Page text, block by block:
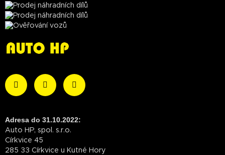
Adresa do 31.10.2022:
Auto HP, spol. s.r.o.
Církvice 45
285 33 Církvice u Kutné Hory